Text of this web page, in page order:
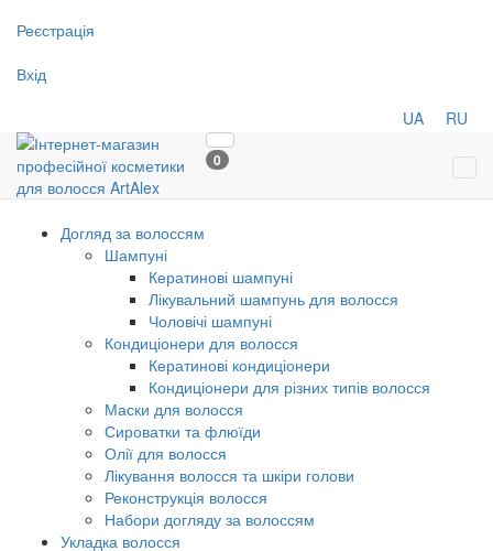
Реєстрація
Вхід
UA RU
0
Догляд за волоссям
Шампуні
Кератинові шампуні
Лікувальний шампунь для волосся
Чоловічі шампуні
Кондиціонери для волосся
Кератинові кондиціонери
Кондиціонери для різних типів волосся
Маски для волосся
Сироватки та флюїди
Олії для волосся
Лікування волосся та шкіри голови
Реконструкція волосся
Набори догляду за волоссям
Укладка волосся